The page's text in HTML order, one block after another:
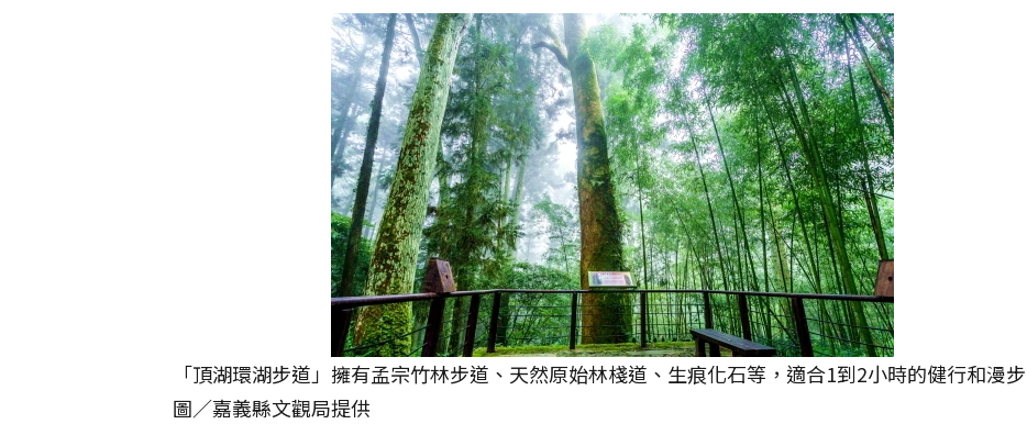
「頂湖環湖步道」擁有孟宗竹林步道、天然原始林棧道、生痕化石等，適合1到2小時的健行和漫步
圖／嘉義縣文觀局提供